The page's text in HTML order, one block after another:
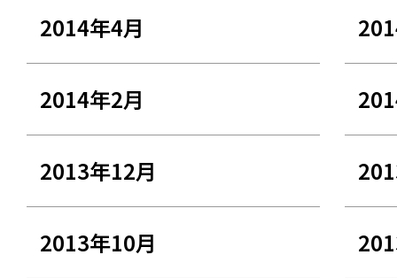
2014年4月
2014年2月
2013年12月
2013年10月